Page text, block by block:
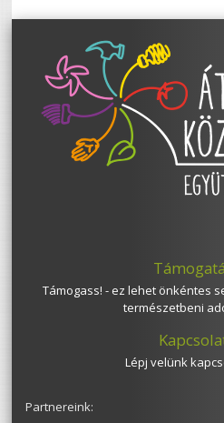
Támogass! - ez lehet önkéntes
természetbeni
Lépj velünk
Partnereink: